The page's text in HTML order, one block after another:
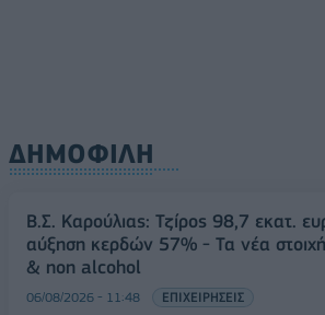
ΔΗΜΟΦΙΛΗ
Β.Σ. Καρούλιας: Τζίρος 98,7 εκατ.
αύξηση κερδών 57% - Τα νέα
& non alcohol
06/08/2026 - 11:48 ΕΠΙΧΕΙΡΗΣΕΙΣ